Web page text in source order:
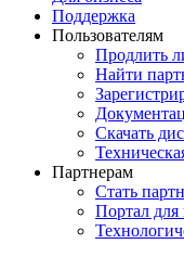
Поддержка
Пользователям
Продлить
Найти
Скачать
Партнерам
Стать
Портал для